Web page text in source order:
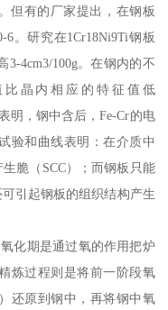
但有的厂家提出，在钢板
。研究在1Cr18Ni9Ti钢板
4cm3/100g。在钢内的不
晶内相应的特征值低
明，钢中含后，Fe-Cr的电
验和曲线表明：在介质中
脆（SCC）；而钢板只能
引起钢板的组织结构产生
化期是通过氧的作用把炉
炼过程则是将前一阶段氧
还原到钢中，再将钢中氧